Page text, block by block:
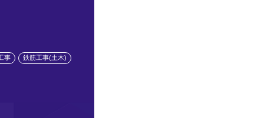
事 鉄筋工事(土木)